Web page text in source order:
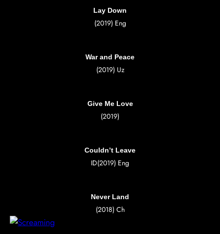
Lay Down
(2019) Eng
War and Peace
(2019) Uz
Give Me Love
(2019)
Couldn’t Leave
ID(2019) Eng
Never Land
(2018) Ch